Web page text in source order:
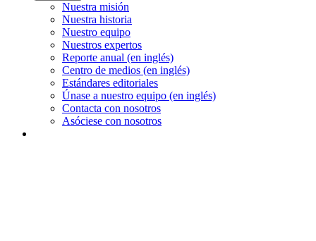
Nuestra misión
Nuestra historia
Nuestro equipo
Nuestros expertos
Reporte anual (en inglés)
Centro de medios (en inglés)
Estándares editoriales
Únase a nuestro equipo (en inglés)
Contacta con nosotros
Asóciese con nosotros